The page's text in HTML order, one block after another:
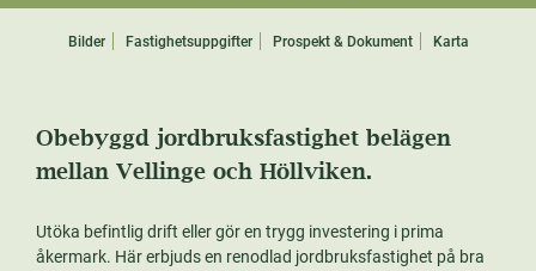
Bilder Fastighetsuppgifter Prospekt & Dokument Karta
Obebyggd jordbruksfastighet belägen
mellan Vellinge och Höllviken.
Utöka befintlig drift eller gör en trygg investering i prima
åkermark. Här erbjuds en renodlad jordbruksfastighet på bra